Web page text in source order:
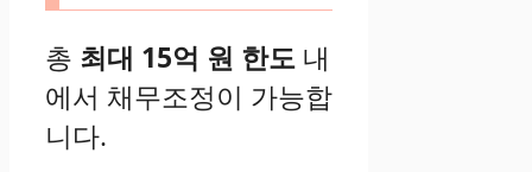
총 최대 15억 원 한도 내
에서 채무조정이 가능합
니다.